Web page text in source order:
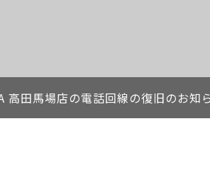
高田馬場店の電話回線の復旧のお知